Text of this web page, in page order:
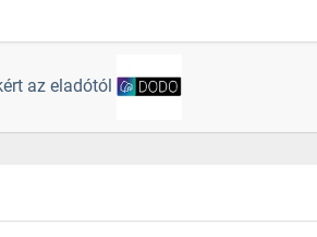
az eladótól